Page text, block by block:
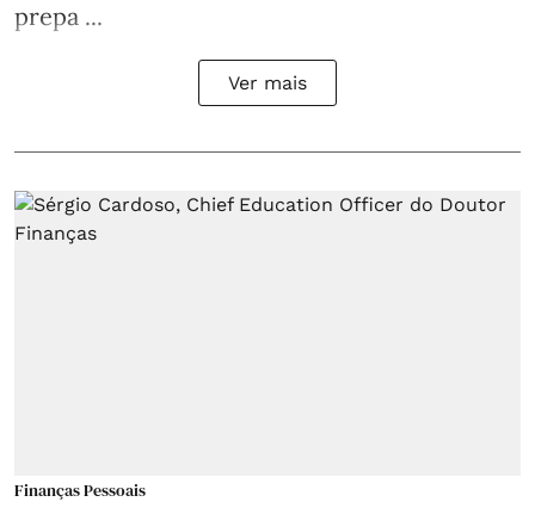
prepa ...
Ver mais
Finanças Pessoais